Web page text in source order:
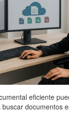
eficiente
documentos